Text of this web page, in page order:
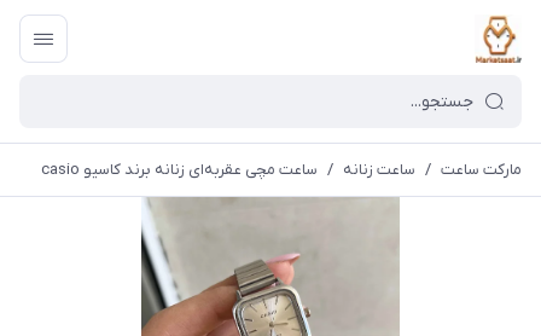
مارکت ساعت / ساعت زنانه / ساعت مچی عقربه‌ای زنانه برند کاسیو casio